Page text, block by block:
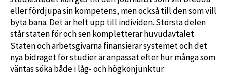
eller fördjupa sin kompetens, men också till den som vill
byta bana. Det är helt upp till individen. Största delen
står staten för och sen kompletterar huvudavtalet.
Staten och arbetsgivarna finansierar systemet och det
nya bidraget för studier är anpassat efter hur många som
väntas söka både i låg- och högkonjunktur.